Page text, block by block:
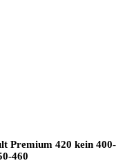
Premium 420 kein 400-
460